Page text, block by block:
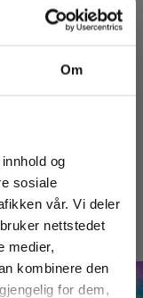
Om
og
sosiale
vår. Vi deler
nettstedet
medier,
kombinere den
for dem,
og motta
fra